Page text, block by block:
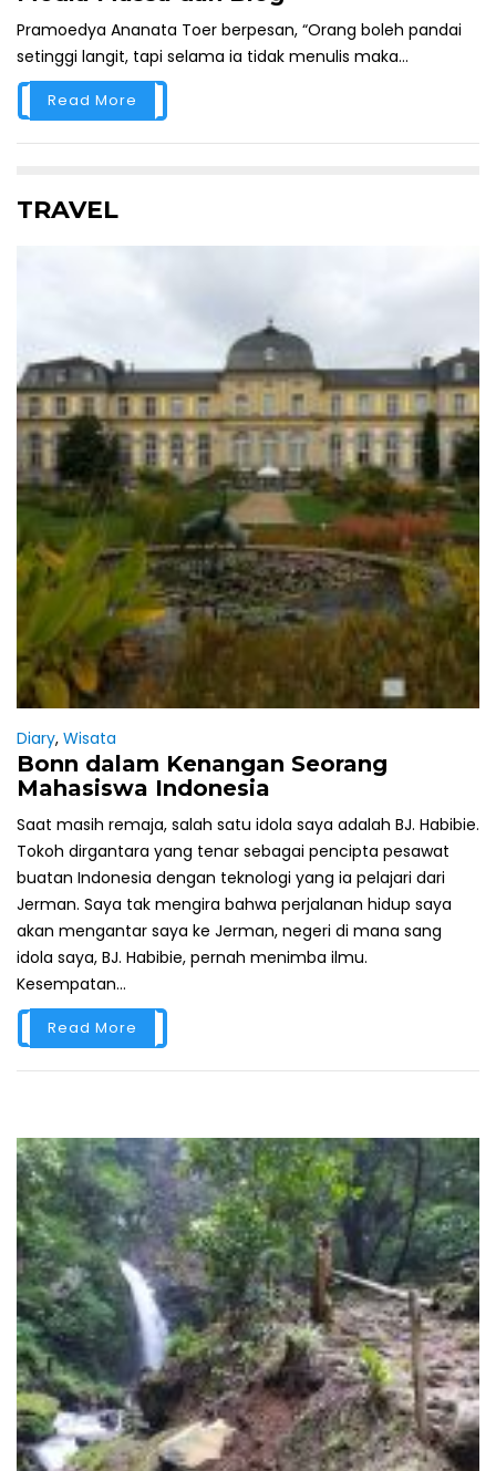
Pramoedya Ananata Toer berpesan, “Orang boleh pandai
setinggi langit, tapi selama ia tidak menulis maka...
Read More
TRAVEL
Diary, Wisata
Bonn dalam Kenangan Seorang
Mahasiswa Indonesia
Saat masih remaja, salah satu idola saya adalah BJ. Habibie.
Tokoh dirgantara yang tenar sebagai pencipta pesawat
buatan Indonesia dengan teknologi yang ia pelajari dari
Jerman. Saya tak mengira bahwa perjalanan hidup saya
akan mengantar saya ke Jerman, negeri di mana sang
idola saya, BJ. Habibie, pernah menimba ilmu.
Kesempatan...
Read More